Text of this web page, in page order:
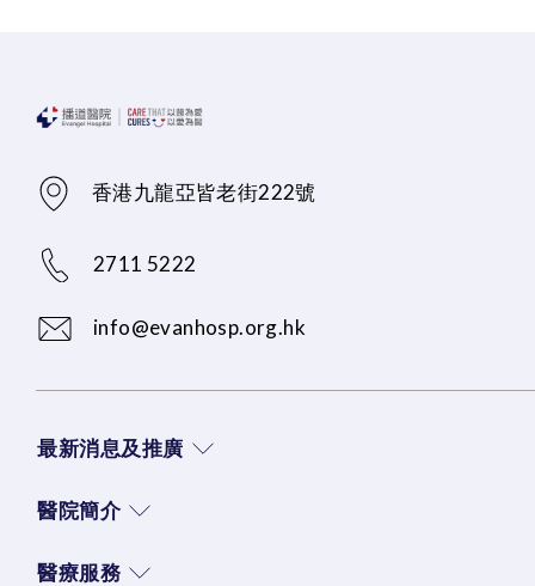
香港九龍亞皆老街222號
2711 5222
info@evanhosp.org.hk
最新消息及推廣
醫院簡介
醫療服務